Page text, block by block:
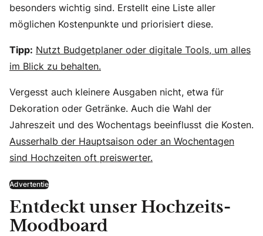
besonders wichtig sind. Erstellt eine Liste aller
möglichen Kostenpunkte und priorisiert diese.
Tipp: Nutzt Budgetplaner oder digitale Tools, um alles
im Blick zu behalten.
Vergesst auch kleinere Ausgaben nicht, etwa für
Dekoration oder Getränke. Auch die Wahl der
Jahreszeit und des Wochentags beeinflusst die Kosten.
Ausserhalb der Hauptsaison oder an Wochentagen
sind Hochzeiten oft preiswerter.
Advertentie
Entdeckt unser Hochzeits-
Moodboard